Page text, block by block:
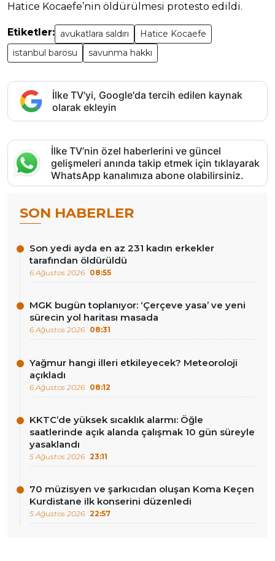
Hatice Kocaefe’nin öldürülmesi protesto edildi.
Etiketler: avukatlara saldırı
Hatice Kocaefe
istanbul barosu
savunma hakkı
İlke TV'yi, Google'da tercih edilen kaynak
olarak ekleyin
İlke TV’nin özel haberlerini ve güncel
gelişmeleri anında takip etmek için tıklayarak
WhatsApp kanalımıza abone olabilirsiniz.
SON HABERLER
Son yedi ayda en az 231 kadın erkekler
tarafından öldürüldü
6 Ağustos 2026 08:55
MGK bugün toplanıyor: ‘Çerçeve yasa’ ve yeni
sürecin yol haritası masada
6 Ağustos 2026 08:31
Yağmur hangi illeri etkileyecek? Meteoroloji
açıkladı
6 Ağustos 2026 08:12
KKTC’de yüksek sıcaklık alarmı: Öğle
saatlerinde açık alanda çalışmak 10 gün süreyle
yasaklandı
5 Ağustos 2026 23:11
70 müzisyen ve şarkıcıdan oluşan Koma Keçen
Kurdistane ilk konserini düzenledi
5 Ağustos 2026 22:57